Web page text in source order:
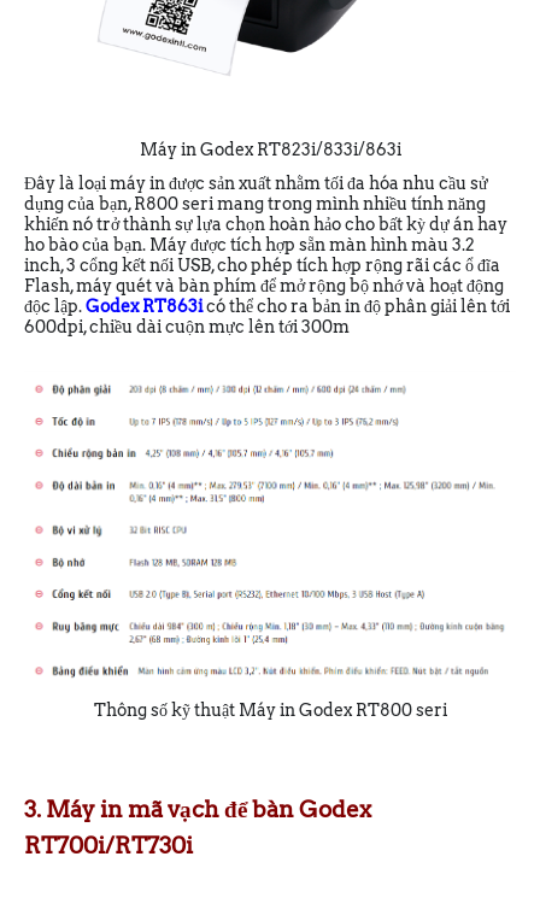
Máy in Godex RT823i/833i/863i
Đây là loại máy in được sản xuất nhằm tối đa hóa nhu cầu sử
dụng của bạn, R800 seri mang trong mình nhiều tính năng
khiến nó trở thành sự lựa chọn hoàn hảo cho bất kỳ dự án hay
ho bào của bạn. Máy được tích hợp sẵn màn hình màu 3.2
inch, 3 cổng kết nối USB, cho phép tích hợp rộng rãi các ổ đĩa
Flash, máy quét và bàn phím để mở rộng bộ nhớ và hoạt động
độc lập.Godex RT863icó thể cho ra bản in độ phân giải lên tới
600dpi, chiều dài cuộn mực lên tới 300m
Thông số kỹ thuật Máy in Godex RT800 seri
3. Máy in mã vạch để bàn Godex
RT700i/RT730i